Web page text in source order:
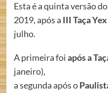
Esta é a quinta versão
2019, após a III Taça
julho.
A primeira foiapós a
janeiro),
a segunda após o